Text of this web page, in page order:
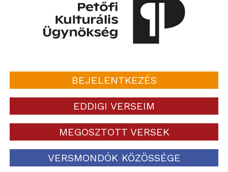
BEJELENTKEZÉS
EDDIGI VERSEIM
MEGOSZTOTT VERSEK
VERSMONDÓK KÖZÖSSÉGE